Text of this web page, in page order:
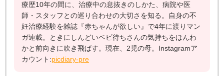
療歴10年の間に、治療中の息抜きのしかた、病院や医
師・スタッフとの巡り合わせの大切さを知る。自身の不
妊治療経験を雑誌『赤ちゃんが欲しい』で4年に渡りマン
ガ連載。ときにしんどいベビ待ちさんの気持ちをほんわ
かと前向きに吹き飛ばす。現在、2児の母。Instagramア
カウント:picdiary-pre